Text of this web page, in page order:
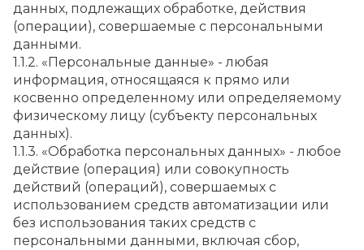
данных, подлежащих обработке, действия
(операции), совершаемые с персональными
данными.
1.1.2. «Персональные данные» - любая
информация, относящаяся к прямо или
косвенно определенному или определяемому
физическому лицу (субъекту персональных
данных).
1.1.3. «Обработка персональных данных» - любое
действие (операция) или совокупность
действий (операций), совершаемых с
использованием средств автоматизации или
без использования таких средств с
персональными данными, включая сбор,